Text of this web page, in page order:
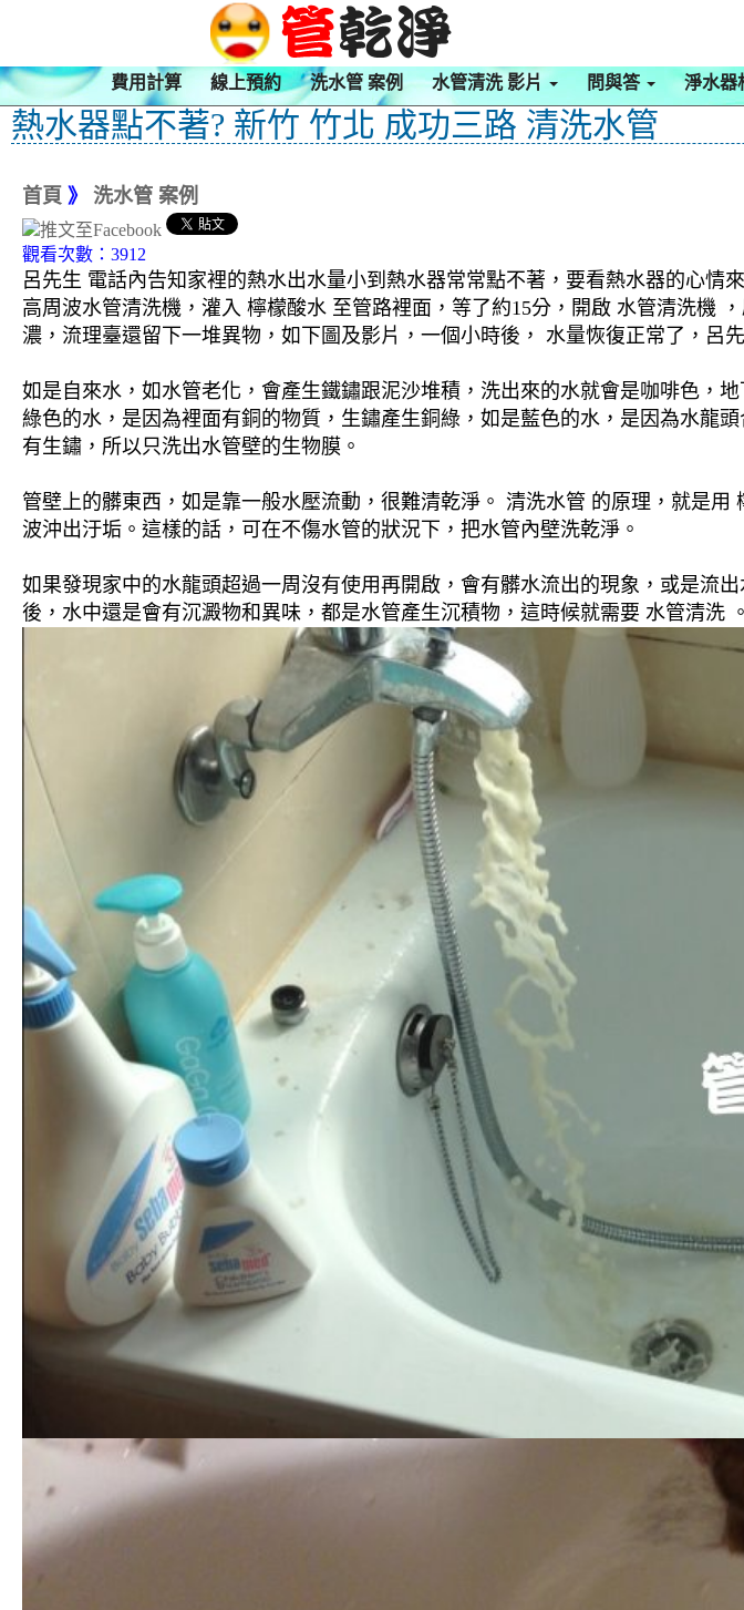
費用計算 線上預約 洗水管 案例 水管清洗 影片 問與答 淨水器
熱水器點不著? 新竹 竹北 成功三路 清洗水管
首頁 》 洗水管 案例
觀看次數：3912
呂先生 電話內告知家裡的熱水出水量小到熱水器常常點不著，要看熱水器的心
高周波水管清洗機，灌入 檸檬酸水 至管路裡面，等了約15分，開啟 水管清洗機
濃，流理臺還留下一堆異物，如下圖及影片，一個小時後， 水量恢復正常了，呂
如是自來水，如水管老化，會產生鐵鏽跟泥沙堆積，洗出來的水就會是咖啡色，
綠色的水，是因為裡面有銅的物質，生鏽產生銅綠，如是藍色的水，是因為水龍
有生鏽，所以只洗出水管壁的生物膜。
管壁上的髒東西，如是靠一般水壓流動，很難清乾淨。 清洗水管 的原理，就是
波沖出汙垢。這樣的話，可在不傷水管的狀況下，把水管內壁洗乾淨。
如果發現家中的水龍頭超過一周沒有使用再開啟，會有髒水流出的現象，或是流
後，水中還是會有沉澱物和異味，都是水管產生沉積物，這時候就需要 水管清洗 。